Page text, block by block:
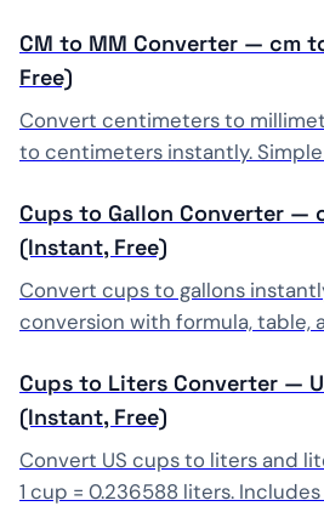
CM to MM Converter — cm
Free)
Convert centimeters to
to centimeters instantly.
Cups to Gallon Converter —
(Instant, Free)
Convert cups to gallons
conversion with formula, table,
Cups to Liters Converter —
(Instant, Free)
Convert US cups to liters and
1 cup = 0.236588 liters.